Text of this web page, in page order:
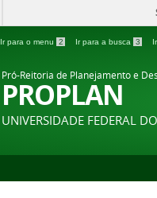
Ir para o menu 2 Ir para a busca 3
Pró-Reitoria de Planejamento e
PROPLAN
UNIVERSIDADE FEDERAL